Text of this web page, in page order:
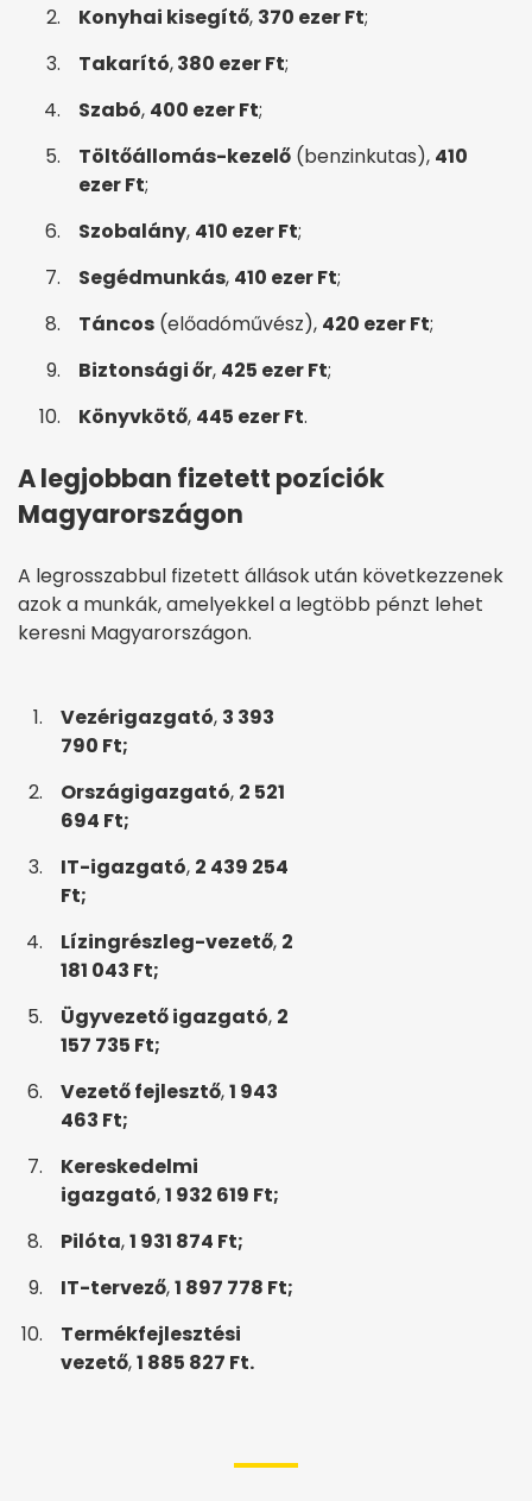
Konyhai kisegítő, 370 ezer Ft;
Takarító,380 ezer Ft;
Szabó, 400 ezer Ft;
Töltőállomás-kezelő (benzinkutas), 410
ezer Ft;
Szobalány, 410 ezer Ft;
Segédmunkás, 410 ezer Ft;
Táncos (előadóművész), 420 ezer Ft;
Biztonsági őr, 425 ezer Ft;
Könyvkötő, 445 ezer Ft.
A legjobban fizetett pozíciók
Magyarországon
A legrosszabbul fizetett állások után következzenek
azok a munkák, amelyekkel a legtöbb pénzt lehet
keresni Magyarországon.
Vezérigazgató, 3 393
790 Ft;
Országigazgató, 2 521
694 Ft;
IT-igazgató, 2 439 254
Ft;
Lízingrészleg-vezető, 2
181 043 Ft;
Ügyvezető igazgató, 2
157 735 Ft;
Vezető fejlesztő,1 943
463 Ft;
Kereskedelmi
igazgató,1 932 619 Ft;
Pilóta,1 931 874 Ft;
IT-tervező,1 897 778 Ft;
Termékfejlesztési
vezető,1 885 827 Ft.